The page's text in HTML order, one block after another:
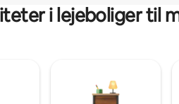
i lejeboliger til